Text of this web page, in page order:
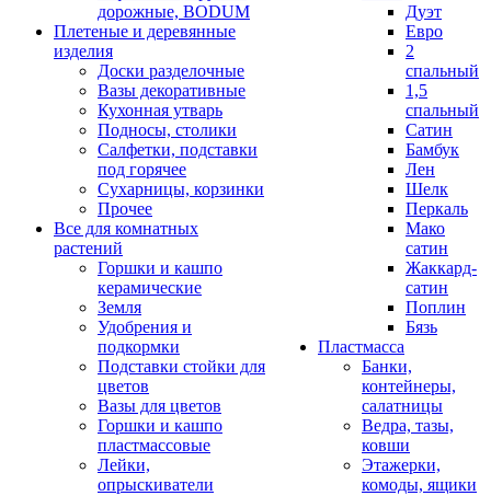
дорожные, BODUM
Плетеные и деревянные
изделия
Доски разделочные
Вазы декоративные
Кухонная утварь
Подносы, столики
Салфетки, подставки
под горячее
Сухарницы, корзинки
Прочее
Все для комнатных
растений
Горшки и кашпо
керамические
Земля
Удобрения и
подкормки
Подставки стойки для
цветов
Вазы для цветов
Горшки и кашпо
пластмассовые
Лейки,
опрыскиватели
Дуэт
Евро
2
спальный
1,5
спальный
Сатин
Бамбук
Лен
Шелк
Перкаль
Мако
сатин
Жаккард-
сатин
Поплин
Бязь
Пластмасса
Банки,
контейнеры,
салатницы
Ведра, тазы,
ковши
Этажерки,
комоды, ящики